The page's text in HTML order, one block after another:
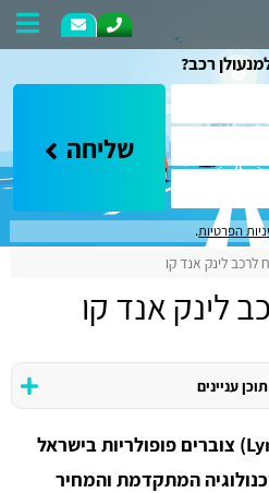
רכב?
שליחה
הפרטיות.
לרכב לינק אנד קו
לינק אנד קו
עניינים
רכבי לינק אנד קו (Lynk & Co) צוברים פופולריות בישראל
המתקדמת והמחיר